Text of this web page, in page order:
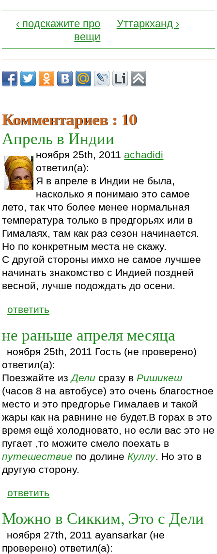
‹ подскажите про
вещи
Уттаркханд ›
Комментариев : 10
Апрель в Индии
ноября 25th, 2011 achadidi
ответил(а):
Я в апреле в Индии не была,
насколько я понимаю это самое
лето, так что более менее нормальная
температура только в предгорьях или в
Гималаях, там как раз сезон начинается.
Но по конкретным места не скажу.
С другой стороны имхо не самое лучшее
начинать знакомство с Индией поздней
весной, лучше подождать до осени.
ответить
не раньше апреля месяца
ноября 25th, 2011 Гость (не проверено)
ответил(а):
Поезжайте изДели сразу в Ришикеш
(часов 8 на автобусе) это очень благостное
место и это предгорье Гималаев и такой
жары как на равнине не будет.В горах в это
время ещё холодновато, но если вас это не
пугает ,то можите смело поехать в
путешествие по долине Куллу. Но это в
другую сторону.
ответить
Можно в Сикким, Это с Дели
ноября 27th, 2011 ayansarkar (не
проверено) ответил(а):